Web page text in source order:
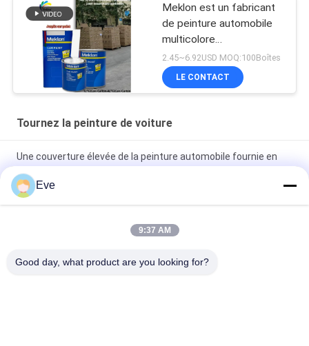
Meklon est un fabricant
de peinture automobile
multicolore
personnalisable
2.45~6.92USD MOQ:100Boîtes
LE CONTACT
Tournez la peinture de voiture
Une couverture élevée de la peinture automobile fournie en
usine
Peinture automobile pré-mélangée Peinture acrylique pour
Inoffensif
Eve
9:37 AM
Good day, what product are you looking for?